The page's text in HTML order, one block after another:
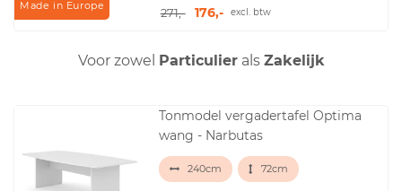
Made in Europe 271,- 176,- excl. btw
Voor zowel Particulierals Zakelijk
Tonmodel vergadertafel Optima
wang - Narbutas
240cm 72cm